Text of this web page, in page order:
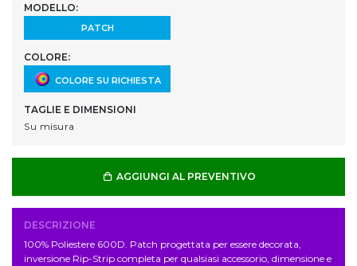
MODELLO:
PATCH
COLORE:
COLORE SU RICHIESTA
TAGLIE E DIMENSIONI
Su misura
AGGIUNGI AL PREVENTIVO
DESCRIZIONE
100% Poliestere 600D. Patch progettata per essere decorata,
inversione Rip-Strip completa per qualsiasi accessorio, dimensione e